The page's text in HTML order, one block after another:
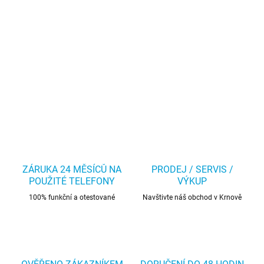
ZÁRUKA 24 MĚSÍCŮ NA
POUŽITÉ TELEFONY
100% funkční a otestované
PRODEJ / SERVIS /
VÝKUP
Navštivte náš obchod v Krnově